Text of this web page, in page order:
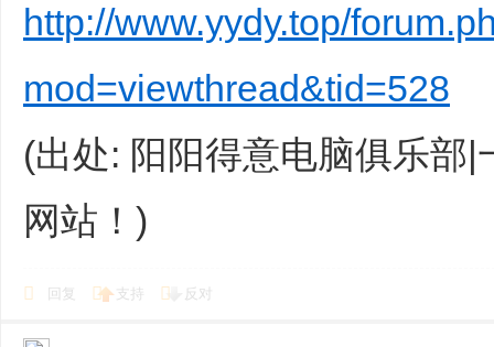
http://www.yydy.top/
mod=viewthread&tid=528
(出处: 阳阳得意电脑俱乐部
网站！)
回复 支持 反对